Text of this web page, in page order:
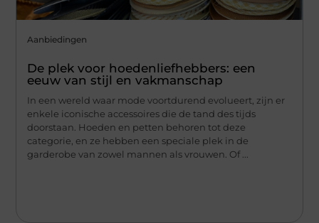
Aanbiedingen
De plek voor hoedenliefhebbers: een
eeuw van stijl en vakmanschap
In een wereld waar mode voortdurend evolueert, zijn er
enkele iconische accessoires die de tand des tijds
doorstaan. Hoeden en petten behoren tot deze
categorie, en ze hebben een speciale plek in de
garderobe van zowel mannen als vrouwen. Of ...